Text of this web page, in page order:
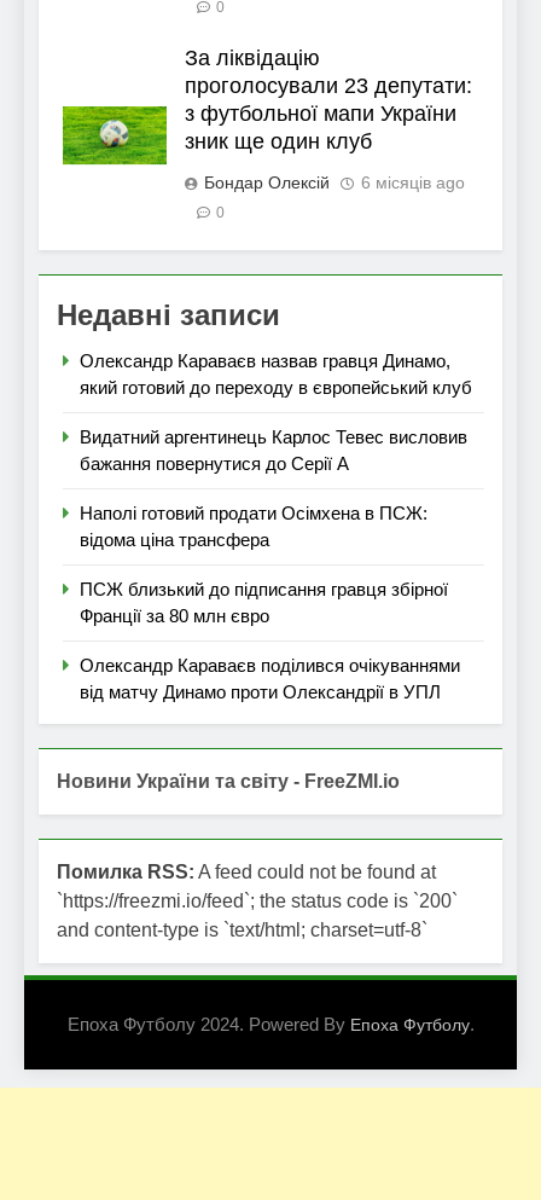
0
За ліквідацію
проголосували 23 депутати:
з футбольної мапи України
зник ще один клуб
Бондар Олексій 6 місяців ago
0
Недавні записи
Олександр Караваєв назвав гравця Динамо,
який готовий до переходу в європейський клуб
Видатний аргентинець Карлос Тевес висловив
бажання повернутися до Серії А
Наполі готовий продати Осімхена в ПСЖ:
відома ціна трансфера
ПСЖ близький до підписання гравця збірної
Франції за 80 млн євро
Олександр Караваєв поділився очікуваннями
від матчу Динамо проти Олександрії в УПЛ
Новини України та світу - FreeZMI.io
Помилка RSS: A feed could not be found at
`https://freezmi.io/feed`; the status code is `200`
and content-type is `text/html; charset=utf-8`
Епоха Футболу 2024. Powered By Епоха Футболу.